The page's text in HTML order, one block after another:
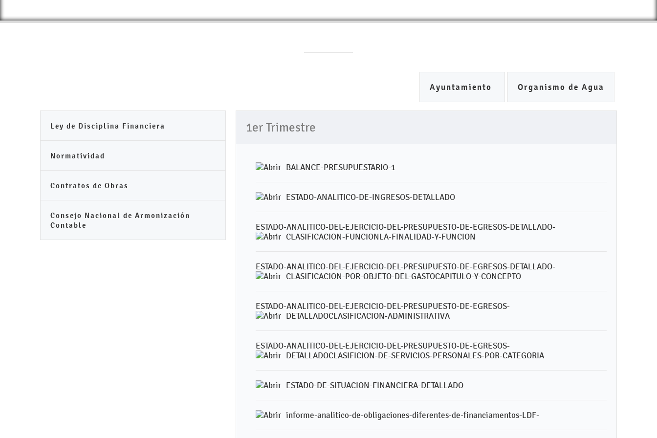
Ayuntamiento Organismo de Agua
Ley de Disciplina Financiera
Normatividad
Contratos de Obras
Consejo Nacional de Armonización
Contable
1er Trimestre
BALANCE-PRESUPUESTARIO-1
ESTADO-ANALITICO-DE-INGRESOS-DETALLADO
ESTADO-ANALITICO-DEL-EJERCICIO-DEL-PRESUPUESTO-DE-EGRESOS-DETALLADO-
CLASIFICACION-FUNCIONLA-FINALIDAD-Y-FUNCION
ESTADO-ANALITICO-DEL-EJERCICIO-DEL-PRESUPUESTO-DE-EGRESOS-DETALLADO-
CLASIFICACION-POR-OBJETO-DEL-GASTOCAPITULO-Y-CONCEPTO
ESTADO-ANALITICO-DEL-EJERCICIO-DEL-PRESUPUESTO-DE-EGRESOS-
DETALLADOCLASIFICACION-ADMINISTRATIVA
ESTADO-ANALITICO-DEL-EJERCICIO-DEL-PRESUPUESTO-DE-EGRESOS-
DETALLADOCLASIFICION-DE-SERVICIOS-PERSONALES-POR-CATEGORIA
ESTADO-DE-SITUACION-FINANCIERA-DETALLADO
informe-analitico-de-obligaciones-diferentes-de-financiamentos-LDF-